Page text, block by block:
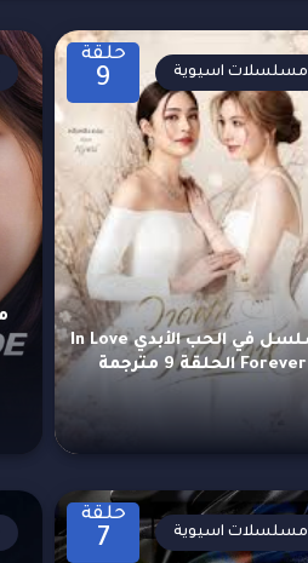
حلقة
9
مسلسل في الحب الأبدي In Love
Forever الحلقة 9 مترجمة
مسلسلات اسيوية
حلقة
7 مسلسلات اسيوية